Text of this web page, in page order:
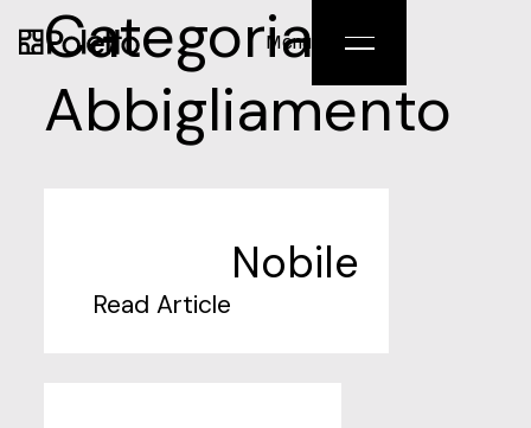
English
Menu
Categoria:
Abbigliamento
Nobile
Read Article